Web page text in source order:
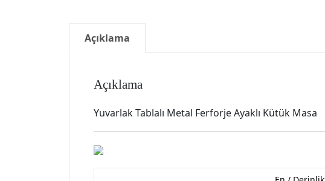
Açıklama
Açıklama
Yuvarlak Tablalı Metal Ferforje Ayaklı Kütük Masa